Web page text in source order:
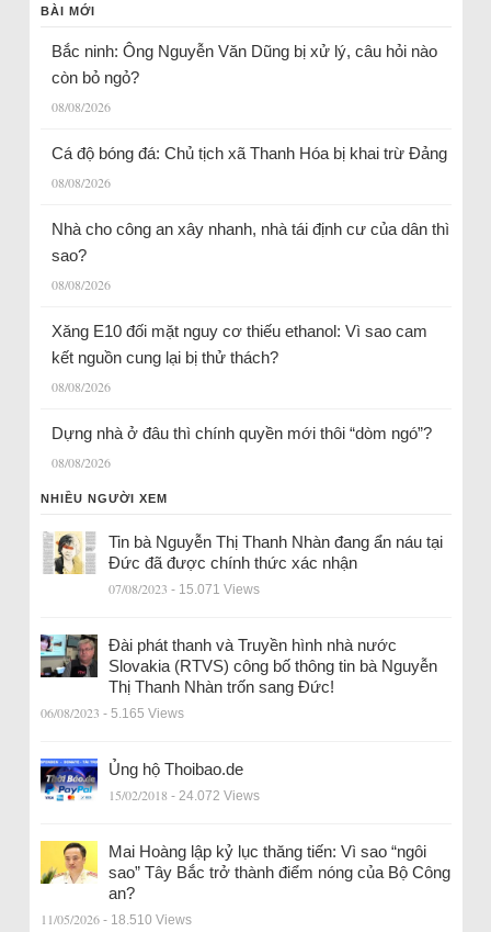
BÀI MỚI
Bắc ninh: Ông Nguyễn Văn Dũng bị xử lý, câu hỏi nào
còn bỏ ngỏ?
08/08/2026
Cá độ bóng đá: Chủ tịch xã Thanh Hóa bị khai trừ Đảng
08/08/2026
Nhà cho công an xây nhanh, nhà tái định cư của dân thì
sao?
08/08/2026
Xăng E10 đối mặt nguy cơ thiếu ethanol: Vì sao cam
kết nguồn cung lại bị thử thách?
08/08/2026
Dựng nhà ở đâu thì chính quyền mới thôi “dòm ngó”?
08/08/2026
NHIỀU NGƯỜI XEM
Tin bà Nguyễn Thị Thanh Nhàn đang ẩn náu tại
Đức đã được chính thức xác nhận
07/08/2023 - 15.071 Views
Đài phát thanh và Truyền hình nhà nước
Slovakia (RTVS) công bố thông tin bà Nguyễn
Thị Thanh Nhàn trốn sang Đức!
06/08/2023 - 5.165 Views
Ủng hộ Thoibao.de
15/02/2018 - 24.072 Views
Mai Hoàng lập kỷ lục thăng tiến: Vì sao “ngôi
sao” Tây Bắc trở thành điểm nóng của Bộ Công
an?
11/05/2026 - 18.510 Views